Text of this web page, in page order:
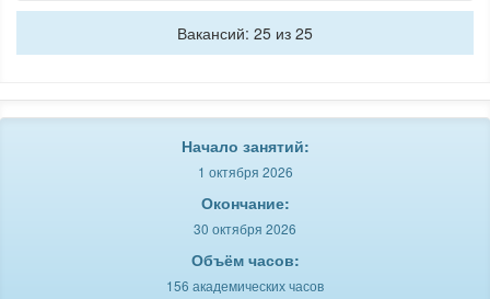
Вакансий: 25 из 25
Начало занятий:
1 октября 2026
Окончание:
30 октября 2026
Объём часов:
156 академических часов